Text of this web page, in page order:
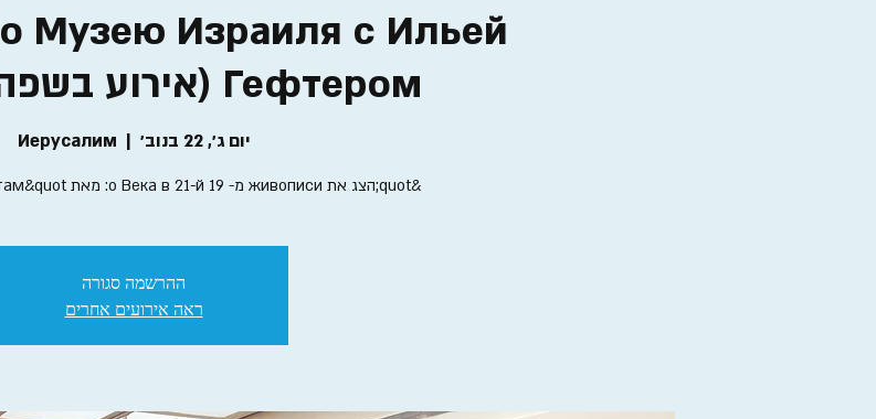
Музею Израиля с Ильей
Гефтером (אירוע בשפה הרוסית)
יום ג׳, 22 בנוב׳
  |
Иерусалим
&quot;הצג את живописи מ- 19 о Века в 21-й: מאת пастушек к квадратам&quot;
ההרשמה סגורה
ראה אירועים אחרים